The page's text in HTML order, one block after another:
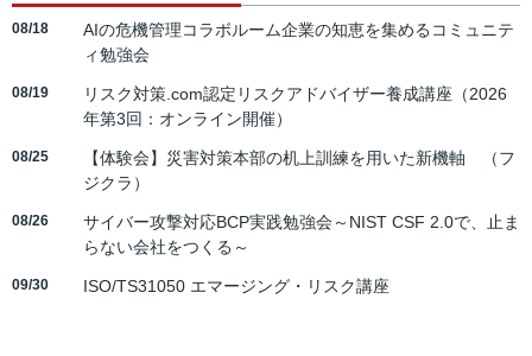
08/18
AIの危機管理コラボルーム企業の知恵を集めるコミュニテ
ィ勉強会
08/19
リスク対策.com認定リスクアドバイザー養成講座（2026
年第3回：オンライン開催）
08/25
【体験会】災害対策本部の机上訓練を用いた新機軸 （フ
ジクラ）
08/26
サイバー攻撃対応BCP実践勉強会～NIST CSF 2.0で、止ま
らない会社をつくる～
09/30 ISO/TS31050 エマージング・リスク講座